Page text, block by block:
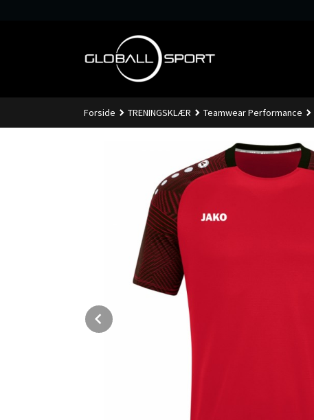
Forside TRENINGSKLÆR Teamwear Performance